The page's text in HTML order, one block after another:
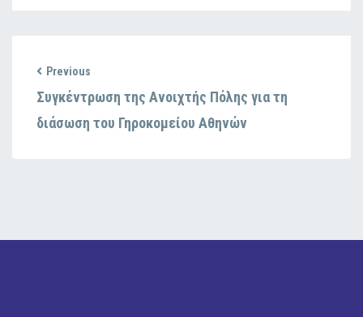
Previous
Συγκέντρωση της Ανοιχτής Πόλης για τη
διάσωση του Γηροκομείου Αθηνών